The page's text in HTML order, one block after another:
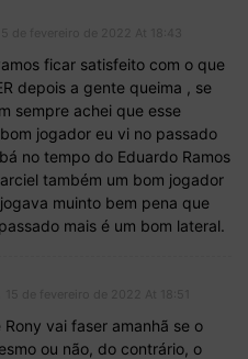
ficar satisfeito com o que
depois a gente queima , se
sempre achei que esse
jogador eu vi no passado
no tempo do Eduardo Ramos
também um bom jogador
muinto bem pena que
mais é um bom lateral.
vai faser amanhã se o
ou não, do contrário, o